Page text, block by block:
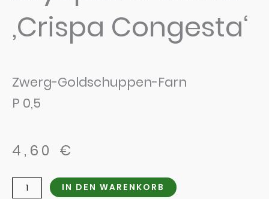
‚Crispa Congesta‘
Zwerg-Goldschuppen-Farn
P 0,5
4,60 €
Dryopteris
IN DEN WARENKORB